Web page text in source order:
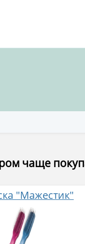
чаще
"Мажестик"